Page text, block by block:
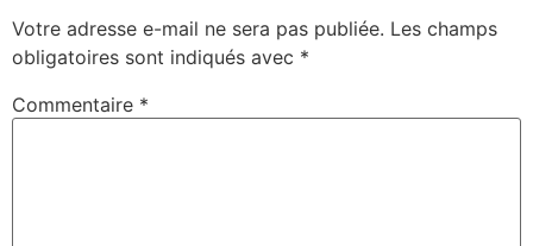
Votre adresse e-mail ne sera pas publiée. Les champs
obligatoires sont indiqués avec *
Commentaire *